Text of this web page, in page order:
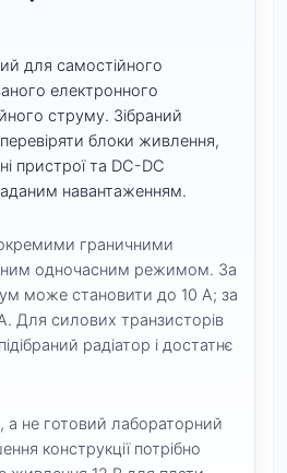
для самостійного
електронного
струму. Зібраний
блоки живлення,
пристрої та DC-DC
навантаженням.
граничними
одночасним режимом. За
може становити до 10 А; за
Для силових транзисторів
радіатор і достатнє
а не готовий лабораторний
конструкції потрібно